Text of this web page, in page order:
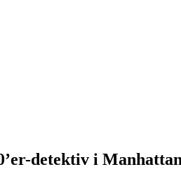
detektiv i